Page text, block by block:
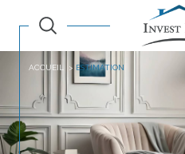
ACCUEIL ESTIMATION